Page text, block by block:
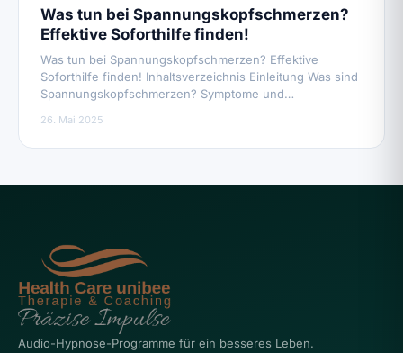
Was tun bei Spannungskopfschmerzen?
Effektive Soforthilfe finden!
Was tun bei Spannungskopfschmerzen? Effektive
Soforthilfe finden! Inhaltsverzeichnis Einleitung Was sind
Spannungskopfschmerzen? Symptome und…
26. Mai 2025
Audio-Hypnose-Programme für ein besseres Leben.